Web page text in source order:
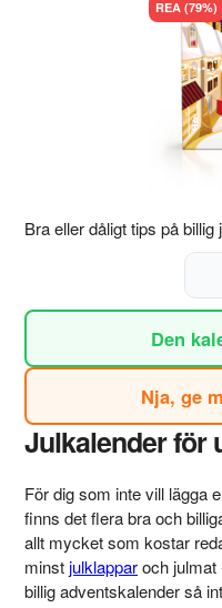
REA (79%)
Bra eller dåligt tips på billig
Den
Nja, ge
Julkalender för
För dig som inte vill lägga
finns det flera bra och
allt mycket som kostar
minstjulklapparoch julmat
billig adventskalender så